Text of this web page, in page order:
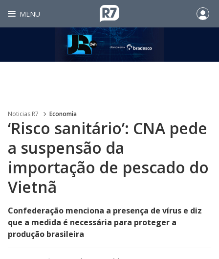
MENU
Noticias R7 Economia
‘Risco sanitário’: CNA pede
a suspensão da
importação de pescado do
Vietnã
Confederação menciona a presença de vírus e diz
que a medida é necessária para proteger a
produção brasileira